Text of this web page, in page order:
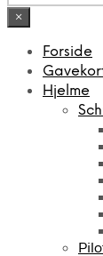
×
Forside
Hjelme